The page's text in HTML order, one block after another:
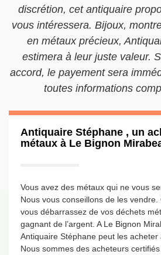
discrétion, cet antiquaire
vous intéressera. Bijoux,
en métaux précieux,
estimera à leur juste valeur.
accord, le payement sera
toutes informations
Antiquaire Stéphane , un
métaux à Le Bignon
Vous avez des métaux qui ne vous
Nous vous conseillons de les
vous débarrassez de vos déchets
gagnant de l’argent. A Le Bignon
Antiquaire Stéphane peut les acheter
Nous sommes des acheteurs